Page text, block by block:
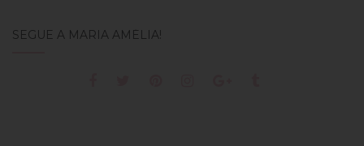
SEGUE A MARIA AMÉLIA!